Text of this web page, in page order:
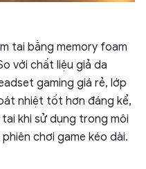
tai bằng memory foam
với chất liệu giả da
gaming giá rẻ, lớp
nhiệt tốt hơn đáng kể,
khi sử dụng trong môi
chơi game kéo dài.